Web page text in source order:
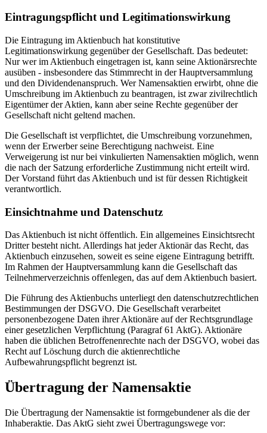
Eintragungspflicht und Legitimationswirkung
Die Eintragung im Aktienbuch hat konstitutive
Legitimationswirkung gegenüber der Gesellschaft. Das bedeutet:
Nur wer im Aktienbuch eingetragen ist, kann seine Aktionärsrechte
ausüben - insbesondere das Stimmrecht in der Hauptversammlung
und den Dividendenanspruch. Wer Namensaktien erwirbt, ohne die
Umschreibung im Aktienbuch zu beantragen, ist zwar zivilrechtlich
Eigentümer der Aktien, kann aber seine Rechte gegenüber der
Gesellschaft nicht geltend machen.
Die Gesellschaft ist verpflichtet, die Umschreibung vorzunehmen,
wenn der Erwerber seine Berechtigung nachweist. Eine
Verweigerung ist nur bei vinkulierten Namensaktien möglich, wenn
die nach der Satzung erforderliche Zustimmung nicht erteilt wird.
Der Vorstand führt das Aktienbuch und ist für dessen Richtigkeit
verantwortlich.
Einsichtnahme und Datenschutz
Das Aktienbuch ist nicht öffentlich. Ein allgemeines Einsichtsrecht
Dritter besteht nicht. Allerdings hat jeder Aktionär das Recht, das
Aktienbuch einzusehen, soweit es seine eigene Eintragung betrifft.
Im Rahmen der Hauptversammlung kann die Gesellschaft das
Teilnehmerverzeichnis offenlegen, das auf dem Aktienbuch basiert.
Die Führung des Aktienbuchs unterliegt den datenschutzrechtlichen
Bestimmungen der DSGVO. Die Gesellschaft verarbeitet
personenbezogene Daten ihrer Aktionäre auf der Rechtsgrundlage
einer gesetzlichen Verpflichtung (Paragraf 61 AktG). Aktionäre
haben die üblichen Betroffenenrechte nach der DSGVO, wobei das
Recht auf Löschung durch die aktienrechtliche
Aufbewahrungspflicht begrenzt ist.
Übertragung der Namensaktie
Die Übertragung der Namensaktie ist formgebundener als die der
Inhaberaktie. Das AktG sieht zwei Übertragungswege vor: